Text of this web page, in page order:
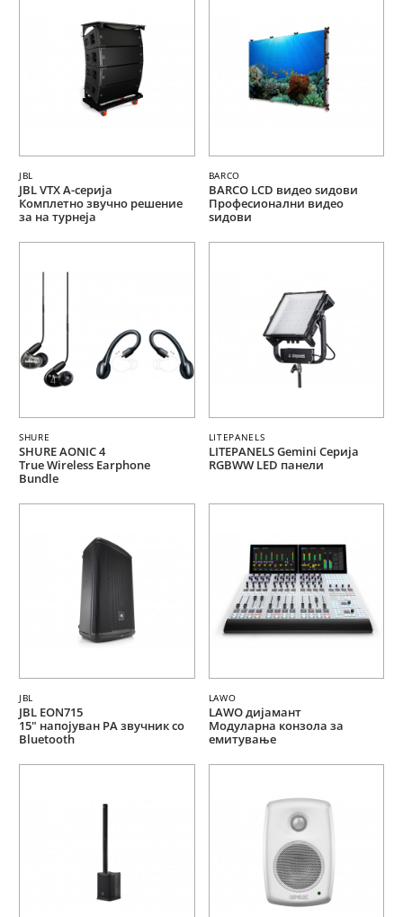
JBL
JBL VTX A-серија
Комплетно звучно решение
за на турнеја
BARCO
BARCO LCD видео ѕидови
Професионални видео
ѕидови
SHURE
SHURE AONIC 4
True Wireless Earphone
Bundle
LITEPANELS
LITEPANELS Gemini Серија
RGBWW LED панели
JBL
JBL EON715
15" напојуван PA звучник со
Bluetooth
LAWO
LAWO дијамант
Модуларна конзола за
емитување